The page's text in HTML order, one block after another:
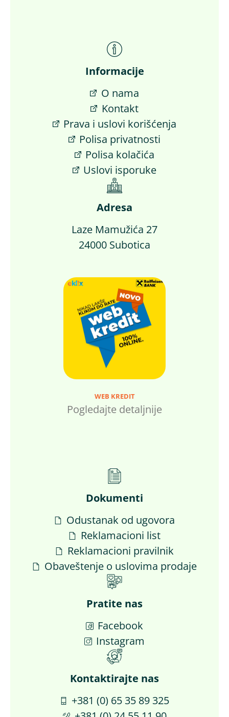
Informacije
O nama
Kontakt
Prava i uslovi korišćenja
Polisa privatnosti
Polisa kolačića
Uslovi isporuke
Adresa
Laze Mamužića 27
24000 Subotica
WEB KREDIT
Pogledajte detaljnije
Dokumenti
Odustanak od ugovora
Reklamacioni list
Reklamacioni pravilnik
Obaveštenje o uslovima prodaje
Pratite nas
Facebook
Instagram
Kontaktirajte nas​
+381 (0) 65 35 89 325